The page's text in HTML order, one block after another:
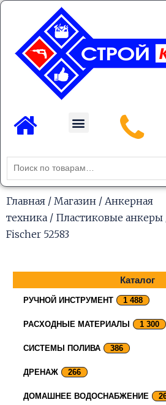
Перейти
содержимому
Menu
Искать:
Главная / Магазин / Анкерная
техника / Пластиковые анкеры
Fischer 52583
Каталог
РУЧНОЙ ИНСТРУМЕНТ 1 488
РАСХОДНЫЕ МАТЕРИАЛЫ 1 300
СИСТЕМЫ ПОЛИВА 386
ДРЕНАЖ 266
ДОМАШНЕЕ ВОДОСНАБЖЕНИЕ